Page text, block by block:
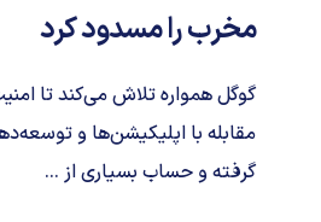
مخرب را مسدود کرد
گوگل همواره تلاش می‌کند تا
گرفته و حساب بسیاری از ...